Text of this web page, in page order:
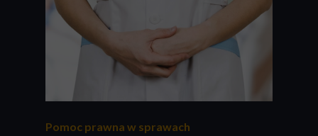
Pomoc prawna w sprawach